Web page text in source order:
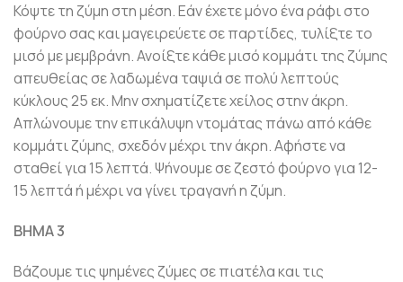
Κόψτε τη ζύμη στη μέση. Εάν έχετε μόνο ένα ράφι στο
φούρνο σας και μαγειρεύετε σε παρτίδες, τυλίξτε το
μισό με μεμβράνη. Ανοίξτε κάθε μισό κομμάτι της ζύμης
απευθείας σε λαδωμένα ταψιά σε πολύ λεπτούς
κύκλους 25 εκ. Μην σχηματίζετε χείλος στην άκρη.
Απλώνουμε την επικάλυψη ντομάτας πάνω από κάθε
κομμάτι ζύμης, σχεδόν μέχρι την άκρη. Αφήστε να
σταθεί για 15 λεπτά. Ψήνουμε σε ζεστό φούρνο για 12-
15 λεπτά ή μέχρι να γίνει τραγανή η ζύμη.
ΒΗΜΑ 3
Βάζουμε τις ψημένες ζύμες σε πιατέλα και τις